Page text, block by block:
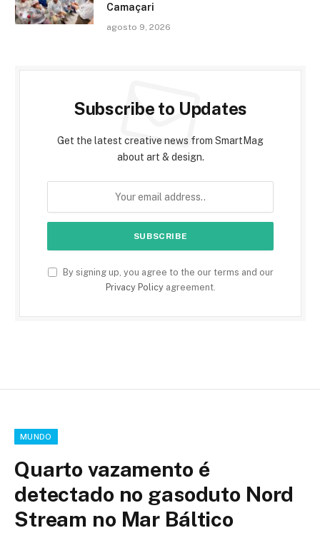
Camaçari
agosto 9, 2026
Subscribe to Updates
Get the latest creative news from SmartMag
about art & design.
By signing up, you agree to the our terms and our
Privacy Policyagreement.
MUNDO
Quarto vazamento é
detectado no gasoduto Nord
Stream no Mar Báltico